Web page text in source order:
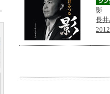
影
長